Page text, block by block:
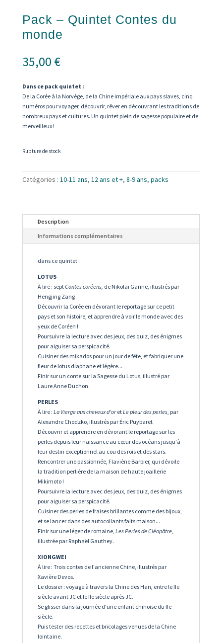
Pack – Quintet Contes du
monde
35,00 €
Dans ce pack quintet :
De la Corée à la Norvège, de la Chine impériale aux pays slaves, cinq
numéros pour voyager, découvrir, rêver en découvrant les traditions de
nombreux pays et cultures. Un quintet plein de sagesse populaire et de
merveilleux !
Rupture de stock
Catégories : 10-11 ans, 12 ans et +, 8-9 ans, packs
Description
Informations complémentaires
dans ce quintet :
LOTUS
À lire : septContes coréens, de Nikolaï Garine, illustrés par
Hengjing Zang
Découvrir la Corée en dévorant le reportage sur ce petit
pays et son histoire, et apprendre à voir le monde avec des
yeux de Coréen !
Poursuivre la lecture avec des jeux, des quiz, des énigmes
pour aiguiser sa perspicacité.
Cuisiner des mikados pour un jour de fête, et fabriquer une
fleur de lotus diaphane et légère...
Finir sur un conte sur la Sagesse du Lotus, illustré par
Laure Anne Duchon.
PERLES
À lire : La Vierge aux cheveux d'oretLe pleur des perles, par
Alexandre Chodzko, illustrés par Éric Puybaret
Découvrir et apprendre en dévorant le reportage sur les
perles depuis leur naissance au cœur des océans jusqu'à
leur destin exceptionnel au cou des rois et des stars.
Rencontrer une passionnée, Flaviène Barbier, qui dévoile
la tradition perlière de la maison de haute joaillerie
Mikimoto !
Poursuivre la lecture avec des jeux, des quiz, des énigmes
pour aiguiser sa perspicacité.
Cuisiner des perles de fraises brillantes comme des bijoux,
et se lancer dans des autocollants faits maison...
Finir sur une légende romaine, Les Perles de Cléopâtre,
illustrée par Raphaël Gauthey.
XIONGWEI
À lire : Trois contes de l'ancienne Chine, illustrés par
Xavière Devos.
Le dossier : voyage à travers la Chine des Han, entre le IIe
siècle avant JC et le IIe siècle après JC.
Se glisser dans la journée d'une enfant chinoise du IIe
siècle.
Puis tester des recettes et bricolages venues de la Chine
lointaine.